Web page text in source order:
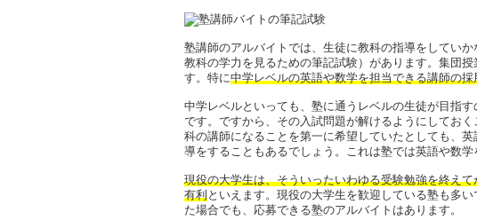
塾講師のアルバイトでは、生徒に教科の指導をしてい
教科の学力を見るための筆記試験）があります。集団
す。特に中学レベルの英語や数学を担当できる講師の採
中学レベルといっても、塾に通うレベルの生徒が目指
です。ですから、その入試問題が解けるようにしてお
科の講師になることを第一に希望していたとしても、
導をすることもあるでしょう。これは塾では英語や数
現役の大学生は、そういったいわゆる受験勉強を終え
有利 といえます。現役の大学生を歓迎している塾も多
た場合でも、応募できる塾のアルバイトはあります。